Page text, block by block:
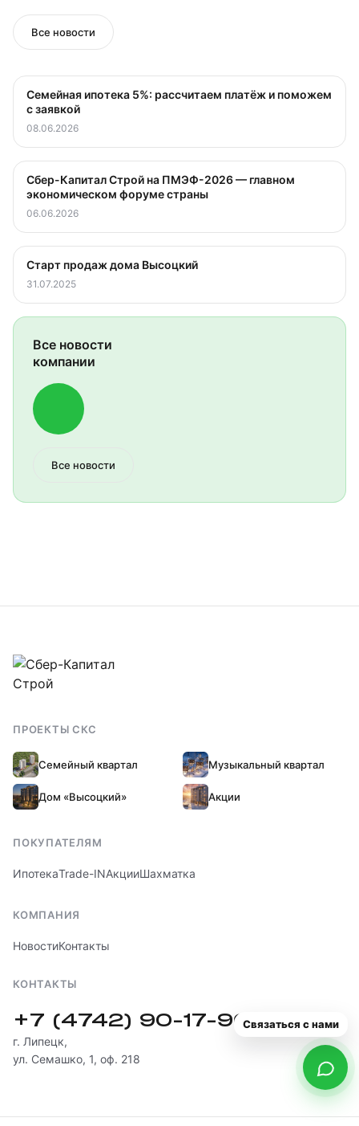
Все новости
Семейная ипотека 5%: рассчитаем платёж и поможем
с заявкой
08.06.2026
Сбер-Капитал Строй на ПМЭФ-2026 — главном
экономическом форуме страны
06.06.2026
Старт продаж дома Высоцкий
31.07.2025
Все новости
компании
Все новости
ПРОЕКТЫ СКС
Семейный квартал Музыкальный квартал
Дом «Высоцкий» Акции
ПОКУПАТЕЛЯМ
ИпотекаTrade-INАкцииШахматка
КОМПАНИЯ
НовостиКонтакты
КОНТАКТЫ
+7 (4742) 90-17-90
г. Липецк,
ул. Семашко, 1, оф. 218
Связаться с нами